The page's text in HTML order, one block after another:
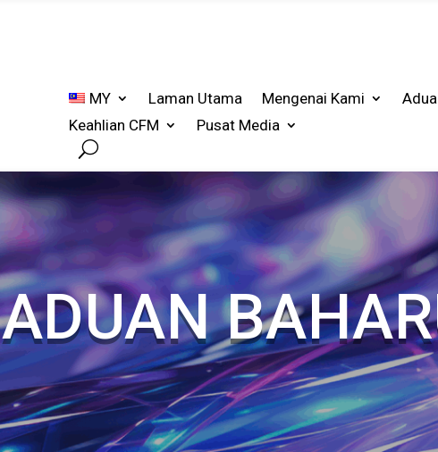
MY Laman Utama Mengenai Kami
Keahlian CFM
Pusat Media
ADUAN